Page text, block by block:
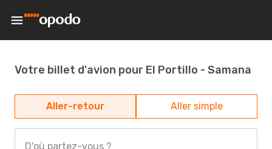
Votre billet d'avion pour El Portillo - Samana
Aller-retour Aller simple
D'où partez-vous ?